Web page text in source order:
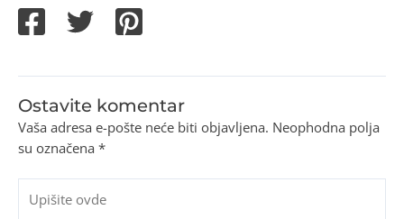
Ostavite komentar
Vaša adresa e-pošte neće biti objavljena. Neophodna polja
su označena *
ovde